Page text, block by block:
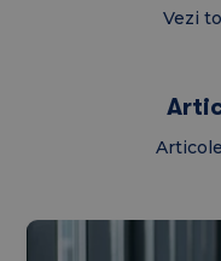
Vezi